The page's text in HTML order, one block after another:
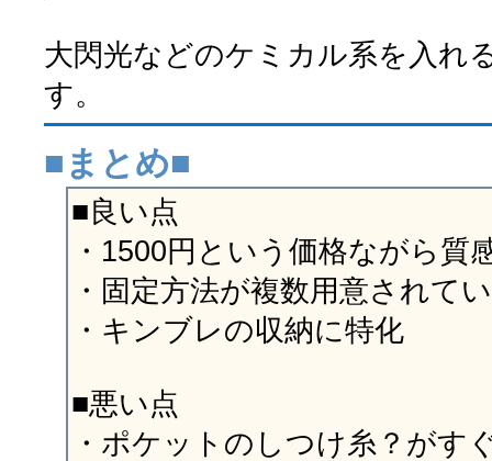
大閃光などのケミカル系を入れ
す。
■まとめ■
■良い点
・1500円という価格ながら質
・固定方法が複数用意されて
・キンブレの収納に特化
■悪い点
・ポケットのしつけ糸？がす